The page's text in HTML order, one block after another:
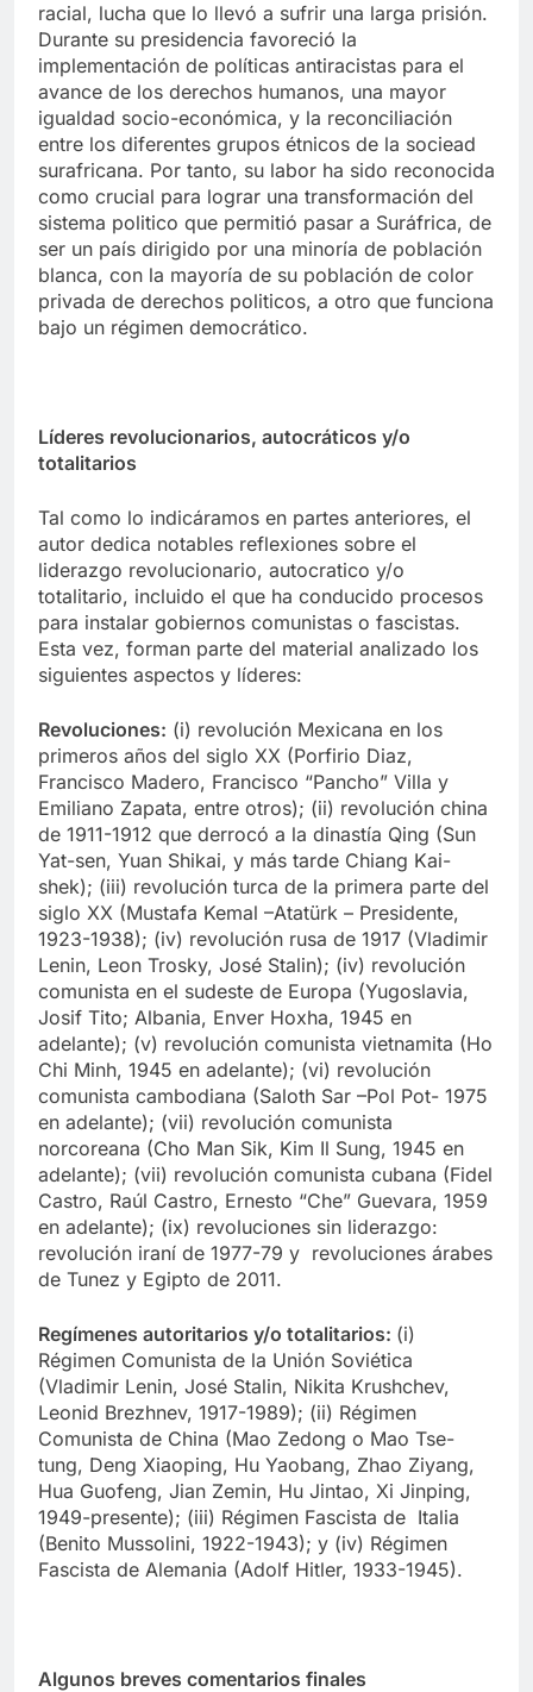
racial, lucha que lo llevó a sufrir una larga prisión.
Durante su presidencia favoreció la
implementación de políticas antiracistas para el
avance de los derechos humanos, una mayor
igualdad socio-económica, y la reconciliación
entre los diferentes grupos étnicos de la sociead
surafricana. Por tanto, su labor ha sido reconocida
como crucial para lograr una transformación del
sistema politico que permitió pasar a Suráfrica, de
ser un país dirigido por una minoría de población
blanca, con la mayoría de su población de color
privada de derechos politicos, a otro que funciona
bajo un régimen democrático.
Líderes revolucionarios, autocráticos y/o
totalitarios
Tal como lo indicáramos en partes anteriores, el
autor dedica notables reflexiones sobre el
liderazgo revolucionario, autocratico y/o
totalitario, incluido el que ha conducido procesos
para instalar gobiernos comunistas o fascistas.
Esta vez, forman parte del material analizado los
siguientes aspectos y líderes:
Revoluciones: (i) revolución Mexicana en los
primeros años del siglo XX (Porfirio Diaz,
Francisco Madero, Francisco “Pancho” Villa y
Emiliano Zapata, entre otros); (ii) revolución china
de 1911-1912 que derrocó a la dinastía Qing (Sun
Yat-sen, Yuan Shikai, y más tarde Chiang Kai-
shek); (iii) revolución turca de la primera parte del
siglo XX (Mustafa Kemal –Atatürk – Presidente,
1923-1938); (iv) revolución rusa de 1917 (Vladimir
Lenin, Leon Trosky, José Stalin); (iv) revolución
comunista en el sudeste de Europa (Yugoslavia,
Josif Tito; Albania, Enver Hoxha, 1945 en
adelante); (v) revolución comunista vietnamita (Ho
Chi Minh, 1945 en adelante); (vi) revolución
comunista cambodiana (Saloth Sar –Pol Pot- 1975
en adelante); (vii) revolución comunista
norcoreana (Cho Man Sik, Kim Il Sung, 1945 en
adelante); (vii) revolución comunista cubana (Fidel
Castro, Raúl Castro, Ernesto “Che” Guevara, 1959
en adelante); (ix) revoluciones sin liderazgo:
revolución iraní de 1977-79 y revoluciones árabes
de Tunez y Egipto de 2011.
Regímenes autoritarios y/o totalitarios: (i)
Régimen Comunista de la Unión Soviética
(Vladimir Lenin, José Stalin, Nikita Krushchev,
Leonid Brezhnev, 1917-1989); (ii) Régimen
Comunista de China (Mao Zedong o Mao Tse-
tung, Deng Xiaoping, Hu Yaobang, Zhao Ziyang,
Hua Guofeng, Jian Zemin, Hu Jintao, Xi Jinping,
1949-presente); (iii) Régimen Fascista de Italia
(Benito Mussolini, 1922-1943); y (iv) Régimen
Fascista de Alemania (Adolf Hitler, 1933-1945).
Algunos breves comentarios finales